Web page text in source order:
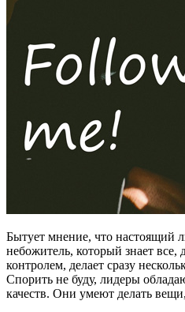
Бытует мнение, что настоящий
небожитель, который знает все,
контролем, делает сразу
Спорить не буду, лидеры
качеств. Они умеют делать